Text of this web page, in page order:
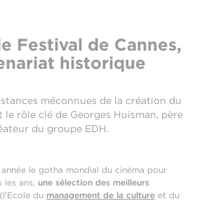
Festival de Cannes,
historique
méconnues de la création du
rôle clé de Georges Huisman, père
du groupe EDH.
le gotha mondial du cinéma pour
les ans, une sélection des meilleurs
(l'Ecole du management de la culture et du